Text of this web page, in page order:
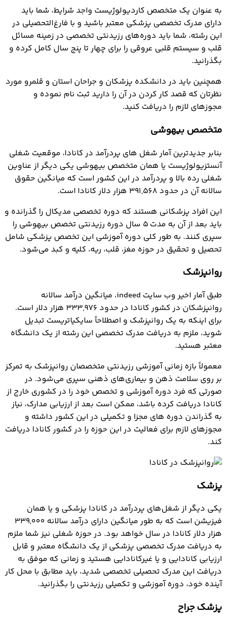
به عنوان یک متخصص کاردیولوژیست واجد شرایط، شما باید
دارای مدرک تخصصی پزشکی معتبر باشید و با فارغ‎‌التحصیلی در
این رشته، شما باید دوره‌های رزیدنتی تخصصی در زمینه مسائل
قلب و سیستم قلبی عروقی را برای چهار تا پنج سال کامل کرده و
بگذرانید.
همچنین باید در دانشکده پزشکان و جراحان استان و قلمرو مورد
نظرتان که قصد کار کردن در آن را دارید ثبت نام نموده و
مجوزهای لازم را دریافت کنید.
متخصص بیهوشی
بنابر جدیدترین آمار شغل های پردرآمد در کانادا، موقعیت شغلی
آنستزیولوژیست یا همان متخصص بیهوشی یکی دیگر از عناوین
شغلی رده بالا و پردرآمد در این کشور است که میانگین حقوق
سالانه آن در حدود 391,568 هزار دلار کانادا است.
این افراد پزشکانی هستند که دوره تخصصی مدیکال را گذرانده و
باید بعد از آن به مدت 5 سال دوره رزیدنتی تخصص بیهوشی را
سپری کنند. به طور کلی دوره آموزشی این تخصص پزشکی شامل
تحصیل و تحقیق در حوزه مغز، قلب، ریه، کلیه و کبد می‌شود.
روانپزشک
طبق آمار اخیر وب سایت indeed، میانگین درآمد سالانه
روانپزشکان در کشور کانادا در حدود 333,976 هزار دلار است.
برای اینکه به یک روانپزشک و اصطلاحاً سایکیاتریست تبدیل
شوید، ملزم به دریافت مدرک تخصصی این رشته از یک دانشگاه
معتبر هستید.
معمولاً بازه زمانی آموزشی رزیدنتی متخصصان روانپزشک به تمرکز
بر روی سلامت ذهن و بیماری‌های ذهنی سپری می‌شود. در
صورتی که فرد دوره آموزشی و تخصص خود را در کشوری خارج از
کانادا دریافت کرده باشد، ممکن است بعد از ارزیابی مدارک، نیاز
به گذراندن دوره های مجزا و تکمیلی در این کشور داشته و
مجوزهای لازم برای فعالیت در این حوزه را در کشور کانادا دریافت
کند.
پزشک
یکی دیگر از شغل‌های پردرآمد در کانادا پزشکی و یا همان
فیزیشن است که به طور میانگین دارای درآمد سالانه ۳۳۹,۰۰۰
هزار دلار کانادا در سال خواهد بود. در حوزه شغلی نیز شما ملزم
به دریافت مدرک تخصصی پزشکی از یک دانشگاه معتبر و قابل
ارزیابی کانادایی و یا غیرکانادایی هستید و زمانی که موفق به
دریافت این مدرک تحصیلی تخصصی شدید، باید مطابق با محل کار
آینده خود، دوره آموزشی و تکمیلی رزیدنتی را بگذرانید.
پزشک جراح